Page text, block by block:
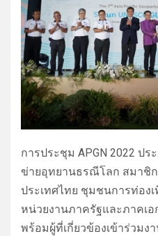
การประชุม APGN 2022 ป
ข่ายอุทยานธรณีโลก สมาชิ
ประเทศไทย ชุมชนการท่อ
หน่วยงานภาครัฐและภาคเ
พร้อมผู้ที่เกี่ยวข้องเข้าร่วมง